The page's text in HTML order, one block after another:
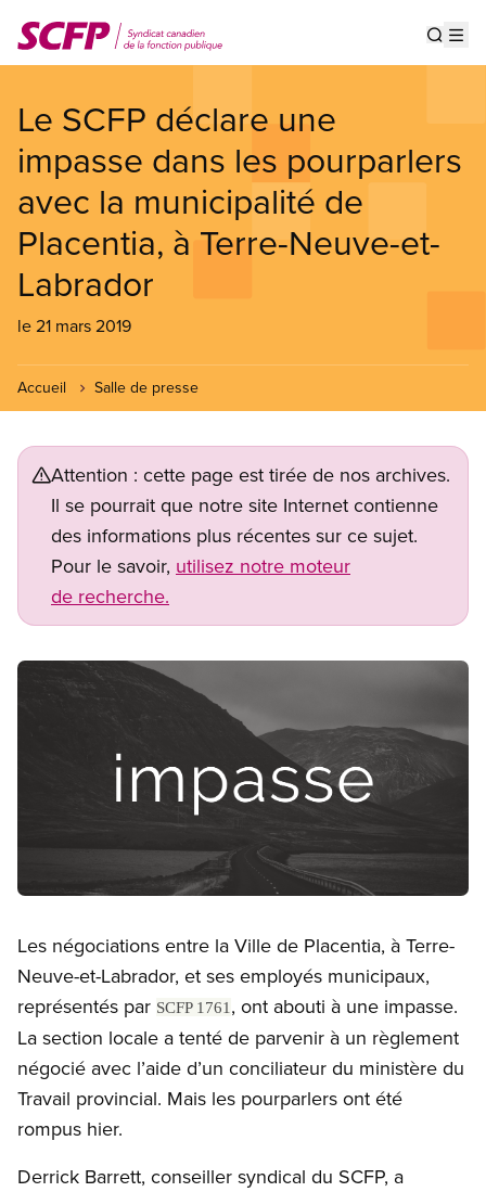
au
contenu
Le SCFP déclare une
impasse dans les pourparlers
avec la municipalité de
Placentia, à Terre-Neuve-et-
Labrador
le 21 mars 2019
Accueil Salle de presse
Attention : cette page est tirée de nos archives.
Il se pourrait que notre site Internet contienne
des informations plus récentes sur ce sujet.
Pour le savoir, utilisez notre moteur
de recherche.
Image
Les négociations entre la Ville de Placentia, à Terre-
Neuve-et-Labrador, et ses employés municipaux,
représentés par SCFP 1761, ont abouti à une impasse.
La section locale a tenté de parvenir à un règlement
négocié avec l’aide d’un conciliateur du ministère du
Travail provincial. Mais les pourparlers ont été
rompus hier.
Derrick Barrett, conseiller syndical du SCFP, a